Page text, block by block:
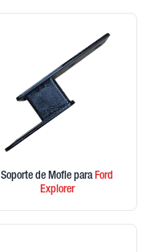
Soporte de Mofle paraFord
Explorer